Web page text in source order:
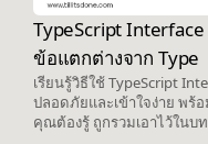
TypeScript
ข้อแตกต่างจาก Type
เรียนรู้วิธีใช้ TypeScript
ปลอดภัยและเข้าใจง่าย พร้
คุณต้องรู้ ถูกรวมเอาไว้ในบ